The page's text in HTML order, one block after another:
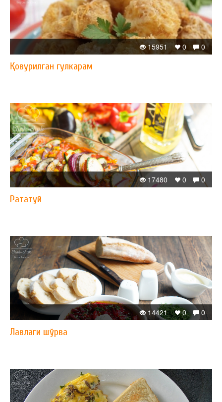
0
0
15951
Қовурилган гулкарам
0
0
17480
Рататуй
0
0
14421
Лавлаги шўрва